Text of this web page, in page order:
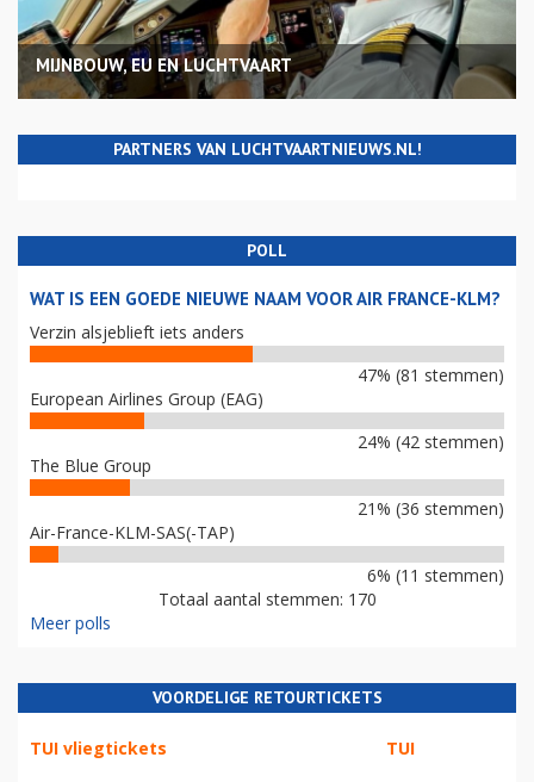
MIJNBOUW, EU EN LUCHTVAART
PARTNERS VAN LUCHTVAARTNIEUWS.NL!
POLL
WAT IS EEN GOEDE NIEUWE NAAM VOOR AIR FRANCE-KLM?
Verzin alsjeblieft iets anders
47% (81 stemmen)
European Airlines Group (EAG)
24% (42 stemmen)
The Blue Group
21% (36 stemmen)
Air-France-KLM-SAS(-TAP)
6% (11 stemmen)
Totaal aantal stemmen: 170
Meer polls
VOORDELIGE RETOURTICKETS
TUI vliegtickets TUI